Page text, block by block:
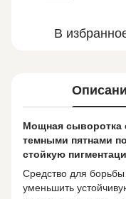
В
Мощная сыворотка
темными пятнами
стойкую
Средство для
уменьшить